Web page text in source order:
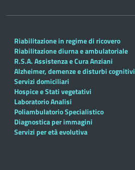
Riabilitazione in regime di ricovero
Riabilitazione diurna e ambulatoriale
R.S.A. Assistenza e Cura Anziani
Alzheimer, demenze e disturbi cognitivi
Servizi domiciliari
Hospice e Stati vegetativi
Laboratorio Analisi
Poliambulatorio Specialistico
Diagnostica per immagini
Servizi per età evolutiva